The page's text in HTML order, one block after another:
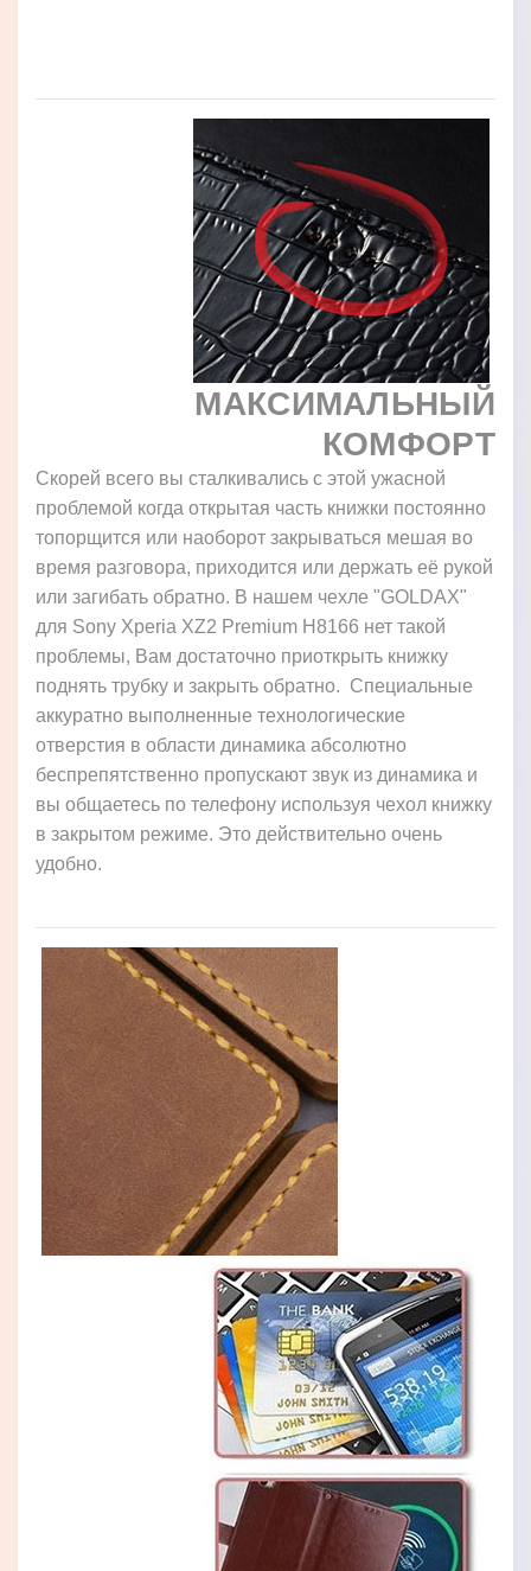
МАКСИМАЛЬНЫЙ
КОМФОРТ
Скорей всего вы сталкивались с этой ужасной
проблемой когда открытая часть книжки постоянно
топорщится или наоборот закрываться мешая во
время разговора, приходится или держать её рукой
или загибать обратно. В нашем чехле "GOLDAX"
для Sony Xperia XZ2 Premium H8166 нет такой
проблемы, Вам достаточно приоткрыть книжку
поднять трубку и закрыть обратно. Специальные
аккуратно выполненные технологические
отверстия в области динамика абсолютно
беспрепятственно пропускают звук из динамика и
вы общаетесь по телефону используя чехол книжку
в закрытом режиме. Это действительно очень
удобно.